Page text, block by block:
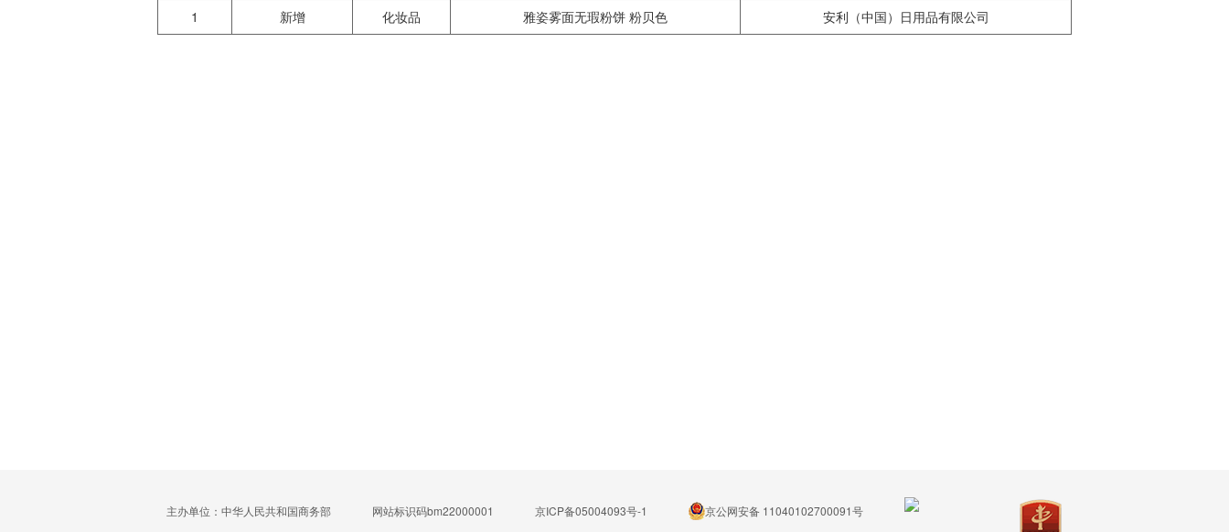
1
新增 化妆品 雅姿雾面无瑕粉饼 粉贝色 安利（中国）日用品有限公司
主办单位：中华人民共和国商务部 网站标识码bm22000001 京ICP备05004093号-1
京公网安备 11040102700091号